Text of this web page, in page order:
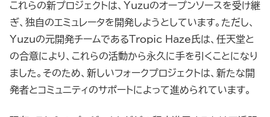
これらの新プロジェクトは、Yuzuのオープンソースを受け継
ぎ、独自のエミュレータを開発しようとしています。ただし、
Yuzuの元開発チームであるTropic Haze氏は、任天堂と
の合意により、これらの活動から永久に手を引くことになり
ました。そのため、新しいフォークプロジェクトは、新たな開
発者とコミュニティのサポートによって進められています。